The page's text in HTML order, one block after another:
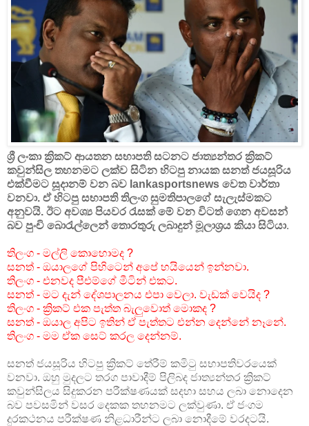
ශ්‍රී ලංකා ක්‍රිකට් ආයතන සභාපති සටනට ජාත්‍යන්තර ක්‍රිකට්
කවුන්සිල තහනමට ලක්ව සිටින හිටපු නායක සනත් ජයසූරිය
එක්වීමට සූදානම් වන බව lankasportsnews වෙත වාර්තා
වනවා. ඒ හිටපු සභාපති තිලංග සුමතිපාලගේ සැලැස්මකට
අනුවයි. ඊට අවශ්‍ය පියවර රැසක් මේ වන විටත් ගෙන අවසන්
බව පුංචි බොරැල්ලෙන් තොරතුරු ලබාදුන් මූලාශ්‍රය කියා සිටියා.
තිලංග - මල්ලි කොහොමද ?
සනත් - ඔයාලගේ පිහිටෙන් අපේ හයියෙන් ඉන්නවා.
තිලංග - එනවද පීඑම්ගේ මීටින් එකට.
සනත් - මට දැන් දේශපාලනය එපා වෙලා. වැඩක් වෙයිද ?
තිලංග - ක්‍රිකට් එක පැත්ත බැලුවොත් මොකද ?
සනත් - ඔයාල අපිට ඉතින් ඒ පැත්තට එන්න දෙන්නේ නෑනේ.
තිලංග - මම ඒක සෙට් කරල දෙන්නම්.
සනත් ජයසූරිය හිටපු ක්‍රිකට් තේරීම් කමිටු සභාපතිවරයෙක්
වනවා. ඔහු මුදලට තරග පාවාදීම් පිලිබද ජාත්‍යන්තර ක්‍රිකට්
කවුන්සිලය සිදුකරන පරීක්ෂණයක් සදහා සහය ලබා නොදෙන
බව පවසමින් වසර දෙකක තහනමට ලක්වුණා. ඒ ජංගම
දුරකථනය පරීක්ෂණ නිළධාරීන්ට ලබා නොදීමේ වරදටයි.